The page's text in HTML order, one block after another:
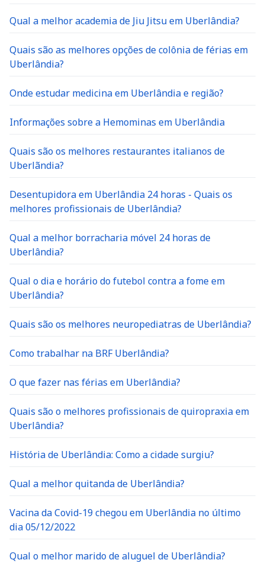
Qual a melhor academia de Jiu Jitsu em Uberlândia?
Quais são as melhores opções de colônia de férias em
Uberlândia?
Onde estudar medicina em Uberlândia e região?
Informações sobre a Hemominas em Uberlândia
Quais são os melhores restaurantes italianos de
Uberlãndia?
Desentupidora em Uberlândia 24 horas - Quais os
melhores profissionais de Uberlândia?
Qual a melhor borracharia móvel 24 horas de
Uberlândia?
Qual o dia e horário do futebol contra a fome em
Uberlândia?
Quais são os melhores neuropediatras de Uberlândia?
Como trabalhar na BRF Uberlândia?
O que fazer nas férias em Uberlândia?
Quais são o melhores profissionais de quiropraxia em
Uberlândia?
História de Uberlândia: Como a cidade surgiu?
Qual a melhor quitanda de Uberlândia?
Vacina da Covid-19 chegou em Uberlândia no último
dia 05/12/2022
Qual o melhor marido de aluguel de Uberlândia?